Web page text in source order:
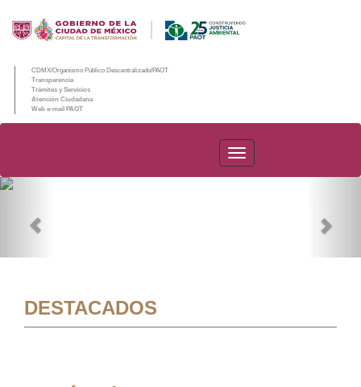
CDMX/Organismo Público Descentralizado/PAOT
Transparencia
Trámites y Servicios
Atención Ciudadana
Web e-mail PAOT
PAOT
DESTACADOS